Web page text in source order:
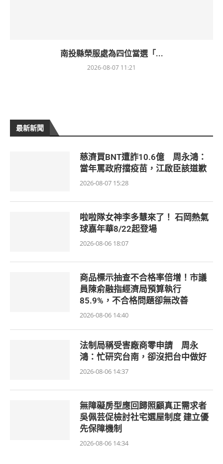
南投縣榮服處為四位當選「...
2026-08-07 11:21
最新新聞
慈濟買BNT遭詐10.6億 周永鴻：
當年罵政府擋疫苗，江啟臣該道歉
2026-08-07 15:28
啦啦隊女神李多慧來了！ 石岡熱氣
球嘉年華8/22起登場
2026-08-06 18:07
商品標示抽查不合格率倍增！市議
員陳俞融指經濟局預算執行
85.9%，不合格問題卻無改善
2026-08-06 14:40
法制局稱受害廠商零申請 周永
鴻：忙研究台南，卻沒把台中做好
2026-08-06 14:37
無障礙房型應回歸照顧真正需求者
吳佩芸促檢討社宅選屋制度 建立優
先保障機制
2026-08-06 14:34